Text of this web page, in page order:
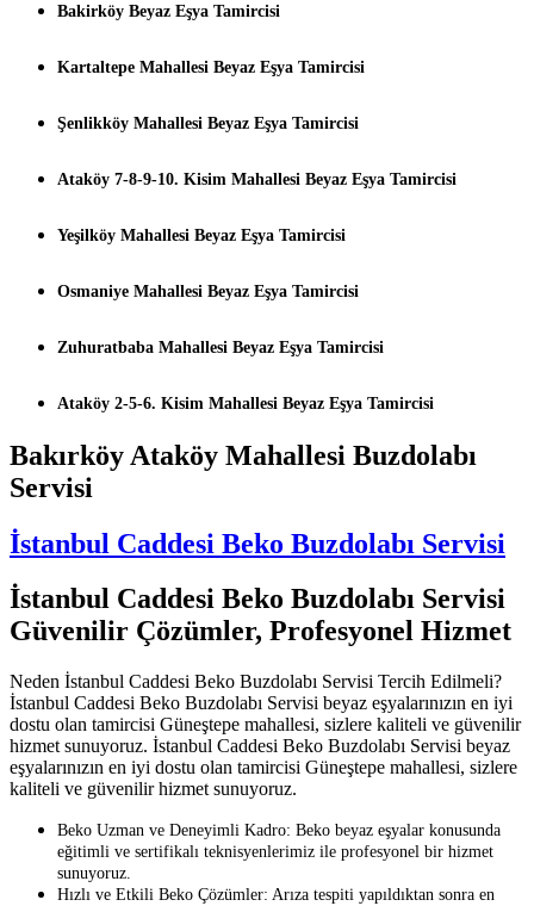
Bakirköy Beyaz Eşya Tamircisi
Kartaltepe Mahallesi Beyaz Eşya Tamircisi
Şenlikköy Mahallesi Beyaz Eşya Tamircisi
Ataköy 7-8-9-10. Kisim Mahallesi Beyaz Eşya Tamircisi
Yeşilköy Mahallesi Beyaz Eşya Tamircisi
Osmaniye Mahallesi Beyaz Eşya Tamircisi
Zuhuratbaba Mahallesi Beyaz Eşya Tamircisi
Ataköy 2-5-6. Kisim Mahallesi Beyaz Eşya Tamircisi
Bakırköy Ataköy Mahallesi Buzdolabı
Servisi
İstanbul Caddesi Beko Buzdolabı Servisi
İstanbul Caddesi Beko Buzdolabı Servisi
Güvenilir Çözümler, Profesyonel Hizmet
Neden İstanbul Caddesi Beko Buzdolabı Servisi Tercih Edilmeli?
İstanbul Caddesi Beko Buzdolabı Servisi beyaz eşyalarınızın en iyi
dostu olan tamircisi Güneştepe mahallesi, sizlere kaliteli ve güvenilir
hizmet sunuyoruz. İstanbul Caddesi Beko Buzdolabı Servisi beyaz
eşyalarınızın en iyi dostu olan tamircisi Güneştepe mahallesi, sizlere
kaliteli ve güvenilir hizmet sunuyoruz.
Beko Uzman ve Deneyimli Kadro: Beko beyaz eşyalar konusunda
eğitimli ve sertifikalı teknisyenlerimiz ile profesyonel bir hizmet
sunuyoruz.
Hızlı ve Etkili Beko Çözümler: Arıza tespiti yapıldıktan sonra en